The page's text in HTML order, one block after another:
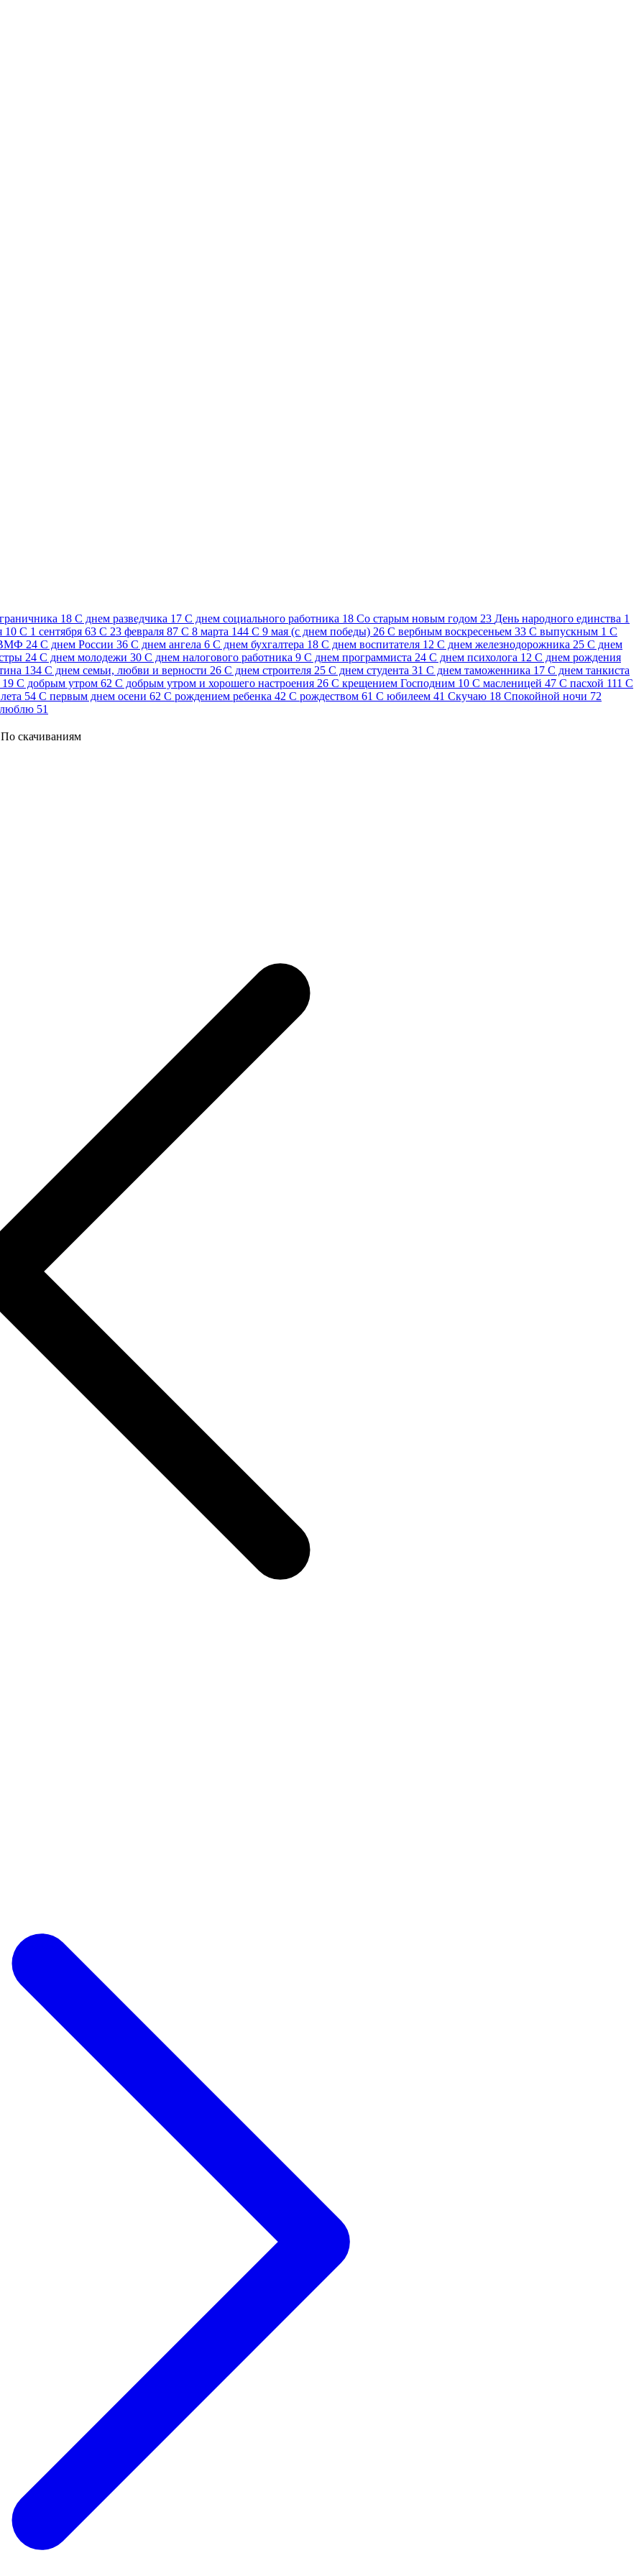
18 C днем разведчика 17 C днем социального работника 18 Cо старым новым годом 23 День народного единства 1
10 С 1 сентября 63 С 23 февраля 87 С 8 марта 144 С 9 мая (с днем победы) 26 С вербным воскресеньем 33 С выпускным 1 С
24 С днем России 36 С днем ангела 6 С днем бухгалтера 18 С днем воспитателя 12 С днем железнодорожника 25 С днем
24 С днем молодежи 30 С днем налогового работника 9 С днем программиста 24 С днем психолога 12 С днем рождения
134 С днем семьи, любви и верности 26 С днем строителя 25 С днем студента 31 С днем таможенника 17 С днем танкиста
19 С добрым утром 62 С добрым утром и хорошего настроения 26 С крещением Господним 10 С масленицей 47 С пасхой 111 С
54 С первым днем осени 62 С рождением ребенка 42 С рождеством 61 С юбилеем 41 Скучаю 18 Спокойной ночи 72
люблю 51
По скачиваниям